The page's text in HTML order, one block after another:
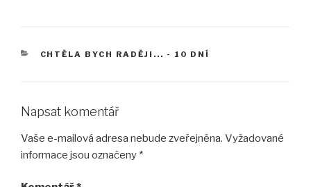
RUBRIKY
CHTĚLA BYCH RADĚJI... - 10 DNÍ
Napsat komentář
Vaše e-mailová adresa nebude zveřejněna. Vyžadované
informace jsou označeny *